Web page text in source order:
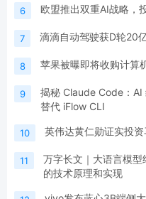
6 欧盟推出双重AI战略，
7 滴滴自动驾驶获D轮20
8 苹果被曝即将收购计算
9
揭秘 Claude Code：AI
替代 iFlow CLI
10 英伟达黄仁勋证实投
11
万字长文｜大语言模
的技术原理和实现